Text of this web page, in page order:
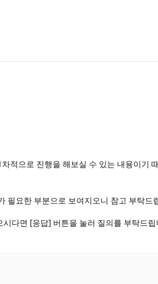
적으로 진행을 해보실 수 있는 내용이기
필요한 부분으로 보여지오니 참고 부탁드
다면 [응답] 버튼을 눌러 질의를 부탁드립